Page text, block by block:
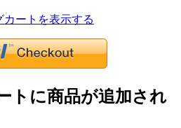
カートを表示する
トに商品が追加され